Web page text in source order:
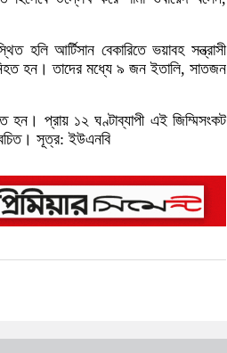
আর্টিসান বেকারিতে ভয়াবহ সন্ত্রাসী
হন। তাদের মধ্যে ৯ জন ইতালি, সাতজন
হন। প্রায় ১২ ঘণ্টাব্যাপী এই জিম্মিসংকট
সূত্র: ইউএনবি